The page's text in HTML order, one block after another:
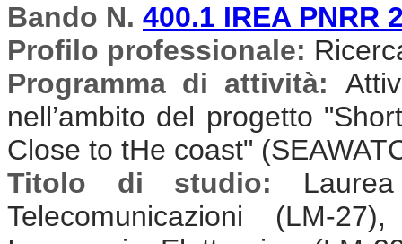
Bando N. 400.1 IREA PNRR
Profilo professionale:
Programma di attività:
nell’ambito del progetto
Close to tHe coast"
Titolo di studio:
Telecomunicazioni (LM-